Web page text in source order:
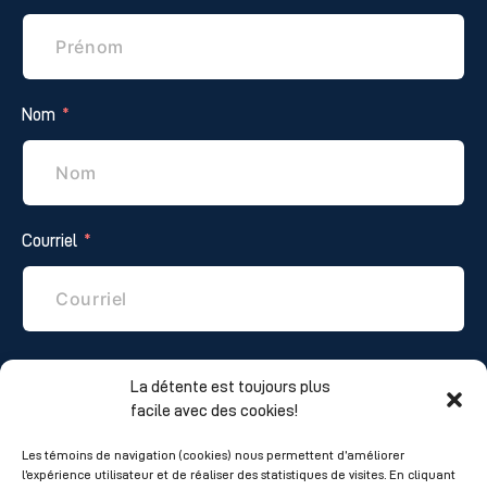
La détente est toujours plus
facile avec des cookies!
Les témoins de navigation (cookies) nous permettent d’améliorer
l’expérience utilisateur et de réaliser des statistiques de visites. En cliquant
Nom
Courriel